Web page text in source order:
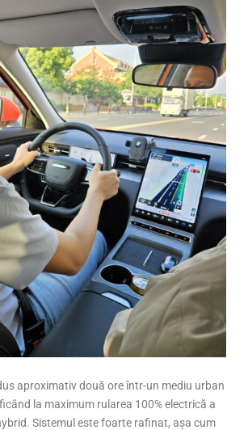
aproximativ două ore într-un mediu urban
la maximum rularea 100% electrică a
Sistemul este foarte rafinat, așa cum